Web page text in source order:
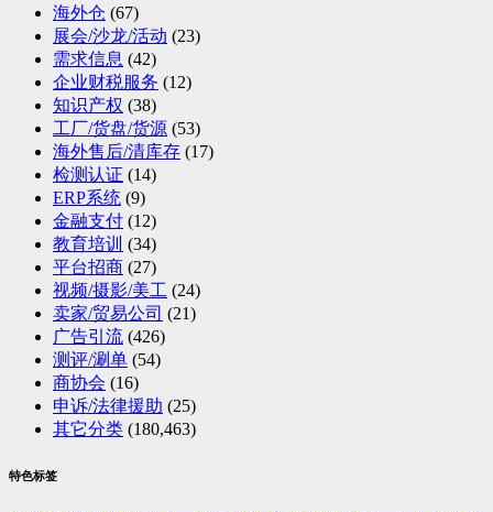
海外仓 (67)
展会/沙龙/活动 (23)
需求信息 (42)
企业财税服务 (12)
知识产权 (38)
工厂/货盘/货源 (53)
海外售后/清库存 (17)
检测认证 (14)
ERP系统 (9)
金融支付 (12)
教育培训 (34)
平台招商 (27)
视频/摄影/美工 (24)
卖家/贸易公司 (21)
广告引流 (426)
测评/涮单 (54)
商协会 (16)
申诉/法律援助 (25)
其它分类 (180,463)
特色标签